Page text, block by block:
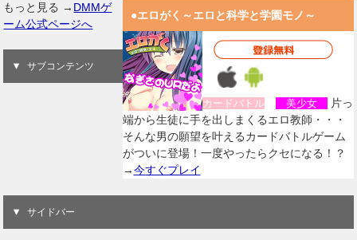
●エロがく～エロと科学と学園モノ～
カードバトル 美少女
片っ
端から生徒に手を出しまくるエロ教師・・・
そんな男の願望を叶えるカードバトルゲーム
がついに登場！一度やったらクセになる！？
→今すぐプレイ
もっと見る → DMMゲ
ーム公式ページへ
サブコンテンツ
サイドバー